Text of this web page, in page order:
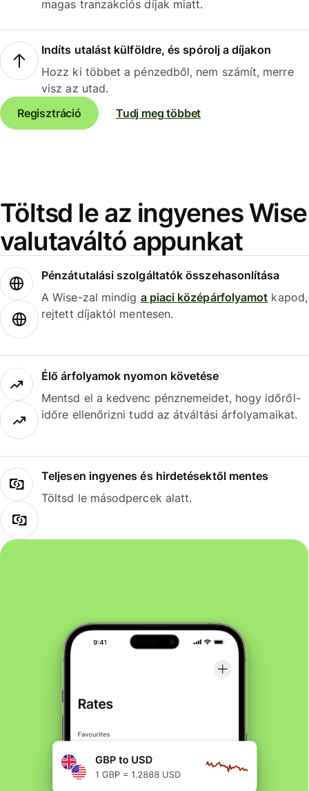
magas tranzakciós díjak miatt.
Indíts utalást külföldre, és spórolj a díjakon
Hozz ki többet a pénzedből, nem számít, merre
visz az utad.
Regisztráció
Tudj meg többet
Töltsd le az ingyenes Wise
valutaváltó appunkat
Pénzátutalási szolgáltatók összehasonlítása
A Wise-zal mindig a piaci középárfolyamot kapod,
rejtett díjaktól mentesen.
Élő árfolyamok nyomon követése
Mentsd el a kedvenc pénznemeidet, hogy időről-
időre ellenőrizni tudd az átváltási árfolyamaikat.
Teljesen ingyenes és hirdetésektől mentes
Töltsd le másodpercek alatt.